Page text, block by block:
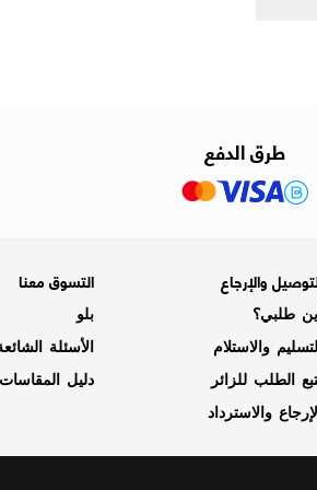
طرق الدفع
والإرجاع
طلبي؟
والاستلام
الطلب للزائر
والاسترداد
التسوق معنا
بلو
الأسئلة
دليل المقاسات